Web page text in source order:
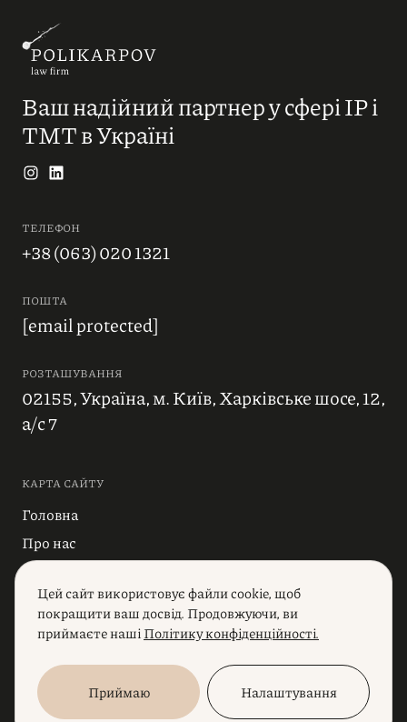
Ваш надійний партнер у сфері IP і
ТМТ в Україні
ТЕЛЕФОН
+38 (063) 020 1321
ПОШТА
[email protected]
РОЗТАШУВАННЯ
02155, Україна, м. Київ, Харківське шосе, 12,
а/с 7
КАРТА САЙТУ
Головна
Про нас
Блог
Індустрії
Послуги
© 2023, АБ «Юридична фірма Полікарпова». Всі права
Цей сайт використовує файли cookie, щоб
покращити ваш досвід. Продовжуючи, ви
приймаєте нашіПолітику конфіденційності.
Приймаю Налаштування